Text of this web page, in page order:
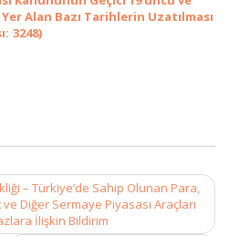
Alan Bazı Tarihlerin Uzatılması
3248)
– Türkiye’de Sahip Olunan Para,
Diğer Sermaye Piyasası Araçları
İlişkin Bildirim